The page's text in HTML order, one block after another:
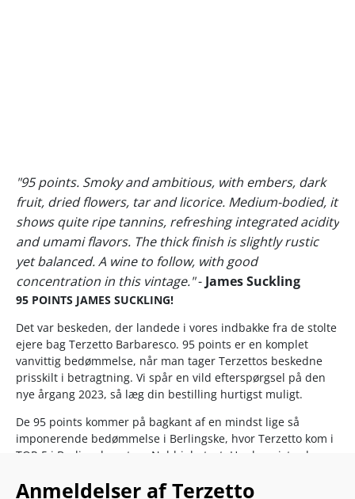
"95 points. Smoky and ambitious, with embers, dark
fruit, dried flowers, tar and licorice. Medium-bodied, it
shows quite ripe tannins, refreshing integrated acidity
and umami flavors. The thick finish is slightly rustic
yet balanced. A wine to follow, with good
concentration in this vintage."- James Suckling
95 POINTS JAMES SUCKLING!
Det var beskeden, der landede i vores indbakke fra de stolte
ejere bag Terzetto Barbaresco. 95 points er en komplet
vanvittig bedømmelse, når man tager Terzettos beskedne
prisskilt i betragtning. Vi spår en vild efterspørgsel på den
nye årgang 2023, så læg din bestilling hurtigst muligt.
De 95 points kommer på bagkant af en mindst lige så
imponerende bedømmelse i Berlingske, hvor Terzetto kom i
TOP-5 i Berlingskes store Nebbiolo-test. Her begejstrede
skovbundskompleksitet og dybde i smagen.
Anmeldelser af Terzetto